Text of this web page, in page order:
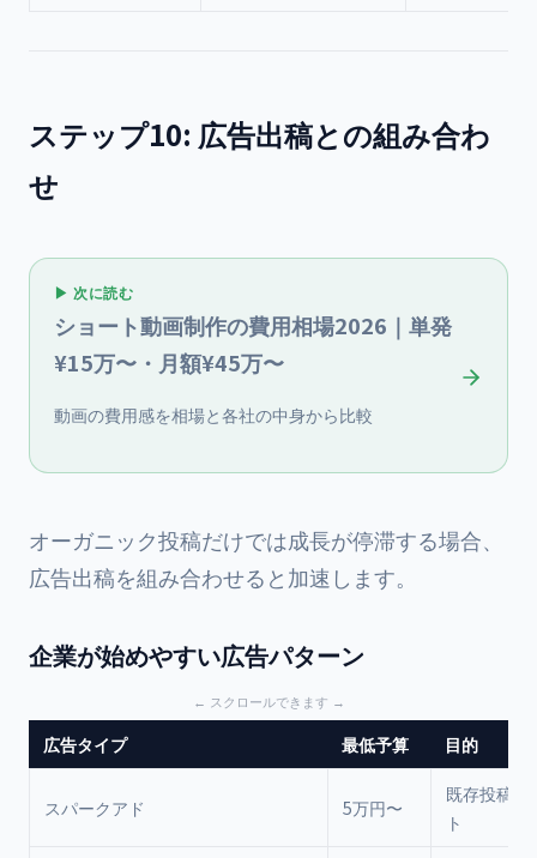
ステップ10: 広告出稿との組み合わ
せ
▶ 次に読む
ショート動画制作の費用相場2026｜単発
¥15万〜・月額¥45万〜
動画の費用感を相場と各社の中身から比較
オーガニック投稿だけでは成長が停滞する場合、
広告出稿を組み合わせると加速します。
企業が始めやすい広告パターン
広告タイプ 最低予算 目的
スパークアド 5万円〜
既存投稿を
ト